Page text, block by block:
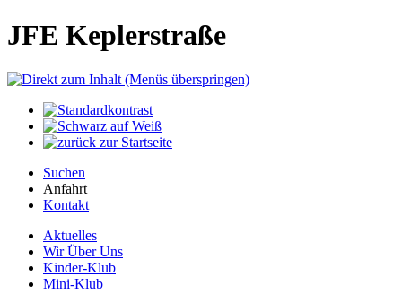
JFE Keplerstraße
Suchen
Anfahrt
Kontakt
Aktuelles
Wir Über Uns
Kinder-Klub
Mini-Klub